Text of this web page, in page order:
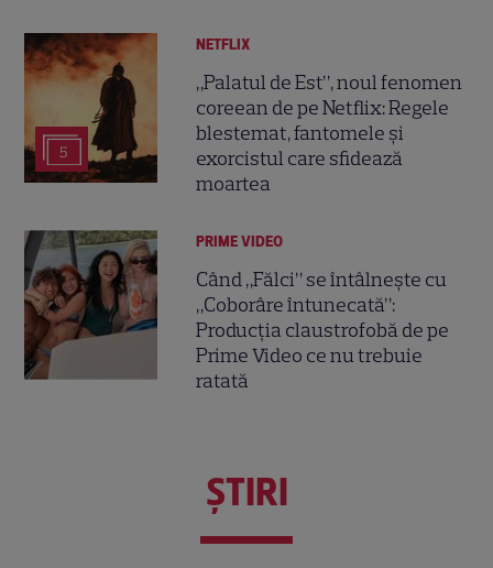
5
NETFLIX
„Palatul de Est”, noul fenomen
coreean de pe Netflix: Regele
blestemat, fantomele și
exorcistul care sfidează
moartea
PRIME VIDEO
Când „Fălci” se întâlnește cu
„Coborâre întunecată”:
Producția claustrofobă de pe
Prime Video ce nu trebuie
ratată
ŞTIRI